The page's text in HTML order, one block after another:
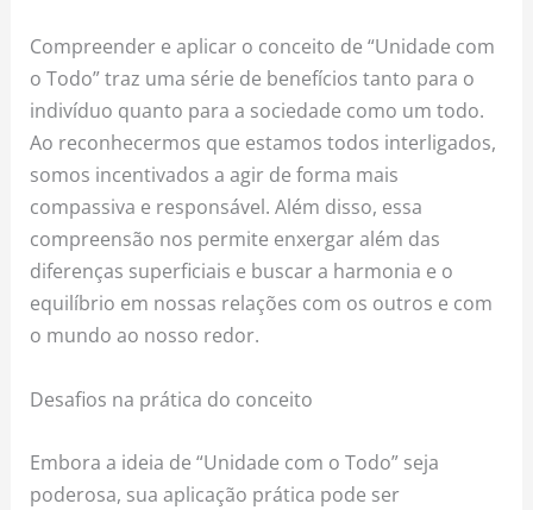
Compreender e aplicar o conceito de “Unidade com
o Todo” traz uma série de benefícios tanto para o
indivíduo quanto para a sociedade como um todo.
Ao reconhecermos que estamos todos interligados,
somos incentivados a agir de forma mais
compassiva e responsável. Além disso, essa
compreensão nos permite enxergar além das
diferenças superficiais e buscar a harmonia e o
equilíbrio em nossas relações com os outros e com
o mundo ao nosso redor.
Desafios na prática do conceito
Embora a ideia de “Unidade com o Todo” seja
poderosa, sua aplicação prática pode ser